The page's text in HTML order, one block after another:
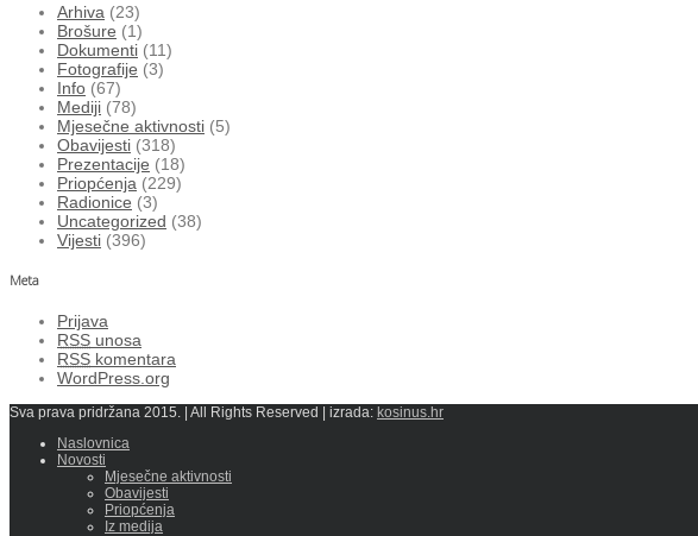
Arhiva (23)
Brošure (1)
Dokumenti (11)
Fotografije (3)
Info (67)
Mediji (78)
Mjesečne aktivnosti (5)
Obavijesti (318)
Prezentacije (18)
Priopćenja (229)
Radionice (3)
Uncategorized (38)
Vijesti (396)
Meta
Prijava
RSS unosa
RSS komentara
WordPress.org
Sva prava pridržana 2015. | All Rights Reserved | izrada: kosinus.hr
Naslovnica
Novosti
Mjesečne aktivnosti
Obavijesti
Priopćenja
Iz medija